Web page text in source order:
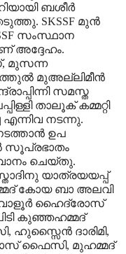
ബശീർ
SKSSF മുൻ
സംസ്ഥാന
അദ്ദേഹം.
മുസന്ന
മുഅല്ലിമീൻ
സമസ്ത
താലൂക് കമ്മറ്റി
എന്നിവ നടന്നു.
ഉപ
സൂപ്രഭാതം
ചെയ്തു.
യാത്രയയപ്പ്
കോയ ബാ അലവി
ഹൈദ്രോസ്
കുഞ്ഞഹമ്മദ്
ഹുസ്സൈൻ ദാരിമി,
ഫൈസി, മുഹമ്മദ്